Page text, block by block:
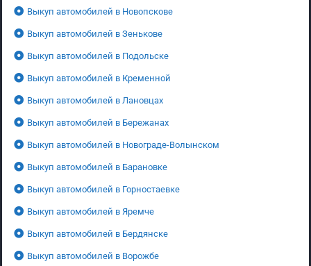
Выкуп автомобилей в Новопскове
Выкуп автомобилей в Зенькове
Выкуп автомобилей в Подольске
Выкуп автомобилей в Кременной
Выкуп автомобилей в Лановцах
Выкуп автомобилей в Бережанах
Выкуп автомобилей в Новограде-Волынском
Выкуп автомобилей в Барановке
Выкуп автомобилей в Горностаевке
Выкуп автомобилей в Яремче
Выкуп автомобилей в Бердянске
Выкуп автомобилей в Ворожбе